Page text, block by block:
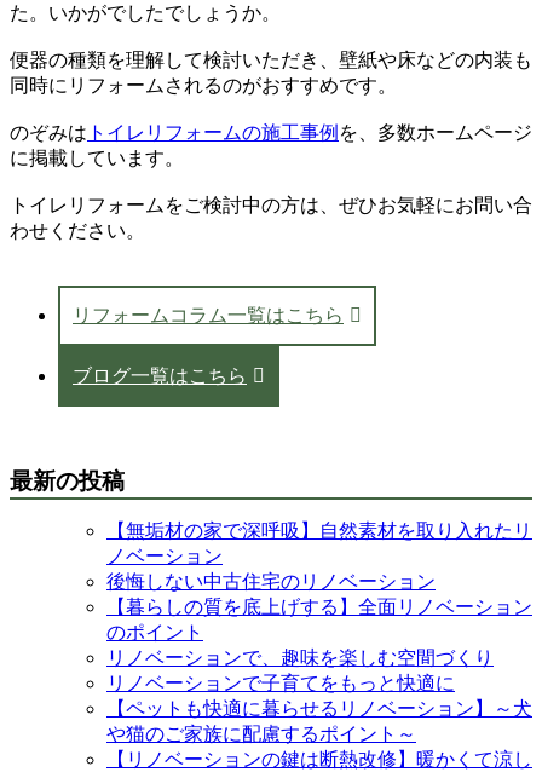
た。いかがでしたでしょうか。
便器の種類を理解して検討いただき、壁紙や床などの内装も
同時にリフォームされるのがおすすめです。
のぞみは トイレリフォームの施工事例 を、多数ホームページ
に掲載しています。
トイレリフォームをご検討中の方は、ぜひお気軽にお問い合
わせください。
リフォームコラム一覧はこちら
ブログ一覧はこちら
最新の投稿
【無垢材の家で深呼吸】自然素材を取り入れたリ
ノベーション
後悔しない中古住宅のリノベーション
【暮らしの質を底上げする】全面リノベーション
のポイント
リノベーションで、趣味を楽しむ空間づくり
リノベーションで子育てをもっと快適に
【ペットも快適に暮らせるリノベーション】～犬
や猫のご家族に配慮するポイント～
【リノベーションの鍵は断熱改修】暖かくて涼し